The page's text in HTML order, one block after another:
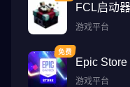
FCL启动器
游戏平台
Epic Store
游戏平台